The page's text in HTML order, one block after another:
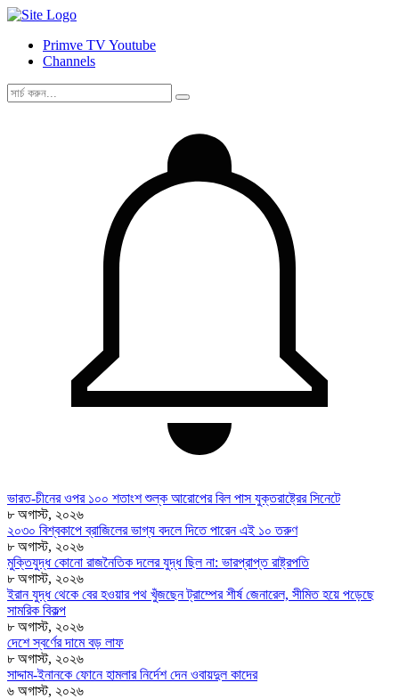
Primve TV Youtube
Channels
ভারত-চীনের ওপর ১০০ শতাংশ শুল্ক আরোপের বিল পাস যুক্তরাষ্ট্রের সিনেটে
৮ অগাস্ট, ২০২৬
২০৩০ বিশ্বকাপে ব্রাজিলের ভাগ্য বদলে দিতে পারেন এই ১০ তরুণ
৮ অগাস্ট, ২০২৬
মুক্তিযুদ্ধ কোনো রাজনৈতিক দলের যুদ্ধ ছিল না: ভারপ্রাপ্ত রাষ্ট্রপতি
৮ অগাস্ট, ২০২৬
ইরান যুদ্ধ থেকে বের হওয়ার পথ খুঁজছেন ট্রাম্পের শীর্ষ জেনারেল, সীমিত হয়ে পড়েছে
সামরিক বিকল্প
৮ অগাস্ট, ২০২৬
দেশে স্বর্ণের দামে বড় লাফ
৮ অগাস্ট, ২০২৬
সাদ্দাম-ইনানকে ফোনে হামলার নির্দেশ দেন ওবায়দুল কাদের
৬ অগাস্ট, ২০২৬